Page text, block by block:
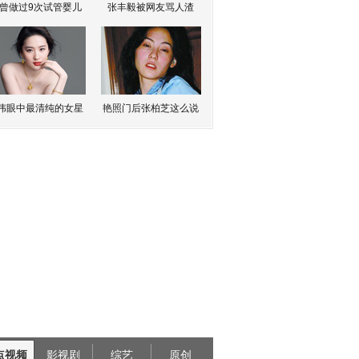
做过9次试管婴儿 张丰毅被网友骂人渣
眼中最清纯的女星 艳照门后张柏芝这么说
视频 影视剧 综艺 原创